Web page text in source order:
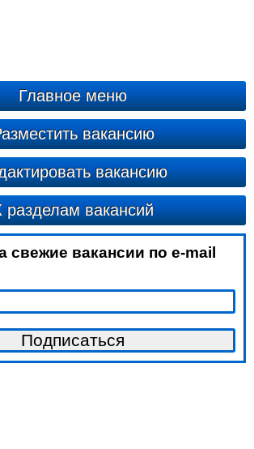
Главное меню
вакансию
вакансию
разделам вакансий
свежие вакансии по e-mail